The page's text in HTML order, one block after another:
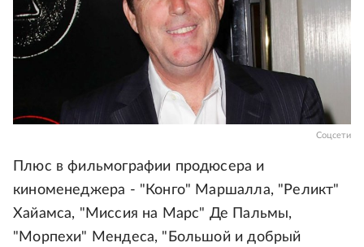
Соцсети
Плюс в фильмографии продюсера и
киноменеджера - "Конго" Маршалла, "Реликт"
Хайамса, "Миссия на Марс" Де Пальмы,
"Морпехи" Мендеса, "Большой и добрый